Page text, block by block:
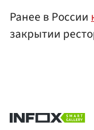
Ранее в России
закрытии